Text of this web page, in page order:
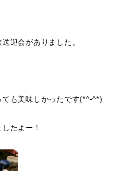
迎会がありました。
も美味しかったです(*^-^*)
たよー！